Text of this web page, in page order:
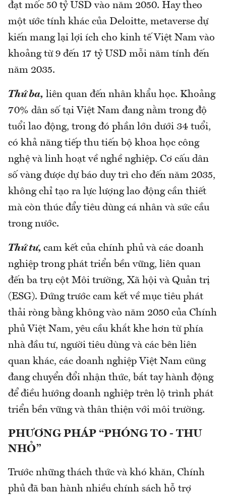
đạt mốc 50 tỷ USD vào năm 2050. Hay theo
một ước tính khác của Deloitte, metaverse dự
kiến mang lại lợi ích cho kinh tế Việt Nam vào
khoảng từ 9 đến 17 tỷ USD mỗi năm tính đến
năm 2035.
Thứ ba, liên quan đến nhân khẩu học. Khoảng
70% dân số tại Việt Nam đang nằm trong độ
tuổi lao động, trong đó phần lớn dưới 34 tuổi,
có khả năng tiếp thu tiến bộ khoa học công
nghệ và linh hoạt về nghề nghiệp. Cơ cấu dân
số vàng được dự báo duy trì cho đến năm 2035,
không chỉ tạo ra lực lượng lao động cần thiết
mà còn thúc đẩy tiêu dùng cá nhân và sức cầu
trong nước.
Thứ tư, cam kết của chính phủ và các doanh
nghiệp trong phát triển bền vững, liên quan
đến ba trụ cột Môi trường, Xã hội và Quản trị
(ESG). Đứng trước cam kết về mục tiêu phát
thải ròng bằng không vào năm 2050 của Chính
phủ Việt Nam, yêu cầu khắt khe hơn từ phía
nhà đầu tư, người tiêu dùng và các bên liên
quan khác, các doanh nghiệp Việt Nam cũng
đang chuyển đổi nhận thức, bắt tay hành động
để điều hướng doanh nghiệp trên lộ trình phát
triển bền vững và thân thiện với môi trường.
PHƯƠNG PHÁP “PHÓNG TO - THU
NHỎ”
Trước những thách thức và khó khăn, Chính
phủ đã ban hành nhiều chính sách hỗ trợ